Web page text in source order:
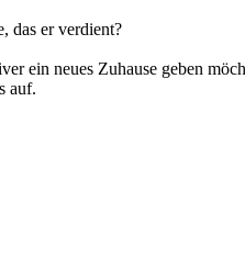
das er verdient?
ein neues Zuhause geben
auf.